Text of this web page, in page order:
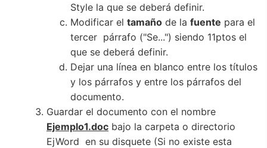
Style la que se deberá definir.
Modificar el tamaño de la fuente para el
tercer párrafo ("Se...") siendo 11ptos el
que se deberá definir.
Dejar una línea en blanco entre los títulos
y los párrafos y entre los párrafos del
documento.
Guardar el documento con el nombre
Ejemplo1.doc bajo la carpeta o directorio
EjWord en su disquete (Si no existe esta